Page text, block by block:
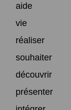
aide
vie
réaliser
souhaiter
découvrir
présenter